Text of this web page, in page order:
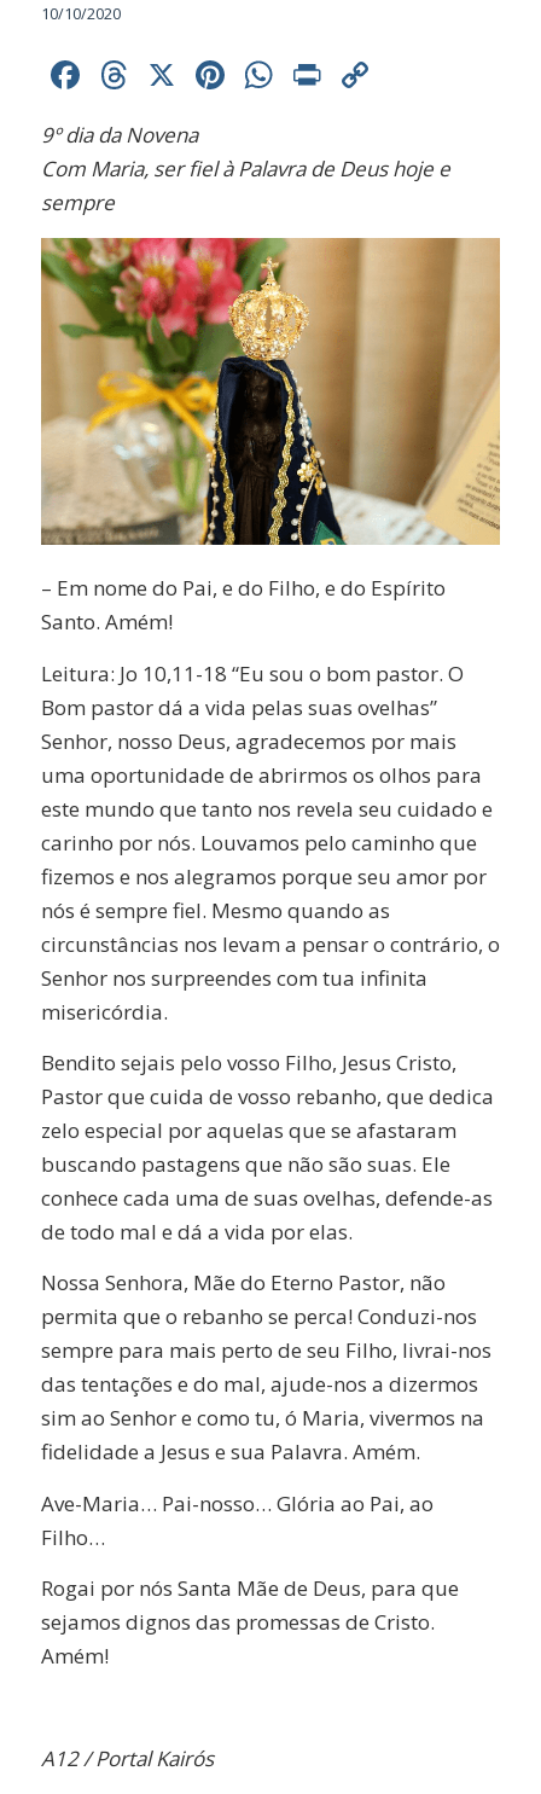
10/10/2020
Facebook
Threads
X Pinterest
WhatsApp
Print
9º dia da Novena
Com Maria, ser fiel à Palavra de Deus hoje e
sempre
– Em nome do Pai, e do Filho, e do Espírito
Santo. Amém!
Leitura: Jo 10,11-18 “Eu sou o bom pastor. O
Bom pastor dá a vida pelas suas ovelhas”
Senhor, nosso Deus, agradecemos por mais
uma oportunidade de abrirmos os olhos para
este mundo que tanto nos revela seu cuidado e
carinho por nós. Louvamos pelo caminho que
fizemos e nos alegramos porque seu amor por
nós é sempre fiel. Mesmo quando as
circunstâncias nos levam a pensar o contrário, o
Senhor nos surpreendes com tua infinita
misericórdia.
Bendito sejais pelo vosso Filho, Jesus Cristo,
Pastor que cuida de vosso rebanho, que dedica
zelo especial por aquelas que se afastaram
buscando pastagens que não são suas. Ele
conhece cada uma de suas ovelhas, defende-as
de todo mal e dá a vida por elas.
Nossa Senhora, Mãe do Eterno Pastor, não
permita que o rebanho se perca! Conduzi-nos
sempre para mais perto de seu Filho, livrai-nos
das tentações e do mal, ajude-nos a dizermos
sim ao Senhor e como tu, ó Maria, vivermos na
fidelidade a Jesus e sua Palavra. Amém.
Ave-Maria… Pai-nosso… Glória ao Pai, ao
Filho…
Rogai por nós Santa Mãe de Deus, para que
sejamos dignos das promessas de Cristo.
Amém!
A12 / Portal Kairós